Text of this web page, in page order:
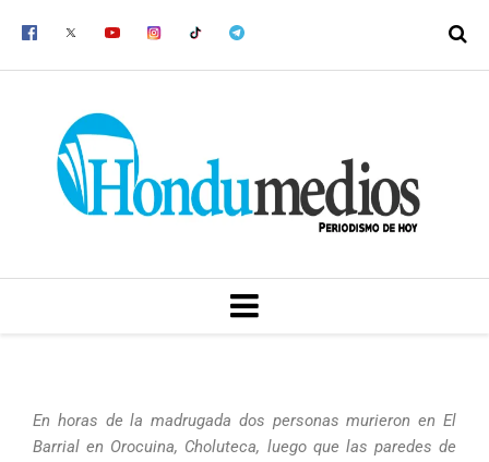
MENU
En horas de la madrugada dos personas murieron en El
Barrial en Orocuina, Choluteca, luego que las paredes de